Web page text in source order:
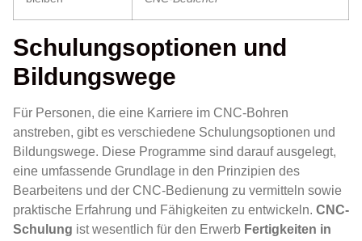
Schulungsoptionen und
Bildungswege
Für Personen, die eine Karriere im CNC-Bohren
anstreben, gibt es verschiedene Schulungsoptionen und
Bildungswege. Diese Programme sind darauf ausgelegt,
eine umfassende Grundlage in den Prinzipien des
Bearbeitens und der CNC-Bedienung zu vermitteln sowie
praktische Erfahrung und Fähigkeiten zu entwickeln. CNC-
Schulung ist wesentlich für den Erwerb Fertigkeiten in